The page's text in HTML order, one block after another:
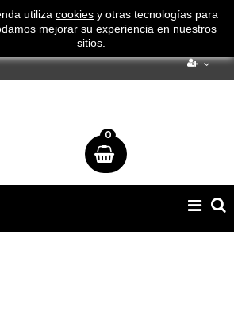
gratuito por compras superiores a 50€
!
0
de
utiliza cookies y otras tecnologías para
mejorar su experiencia en nuestros
sitios.